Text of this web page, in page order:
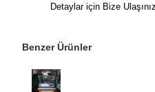
Detaylar için Bize Ulaşınız.
Benzer Ürünler